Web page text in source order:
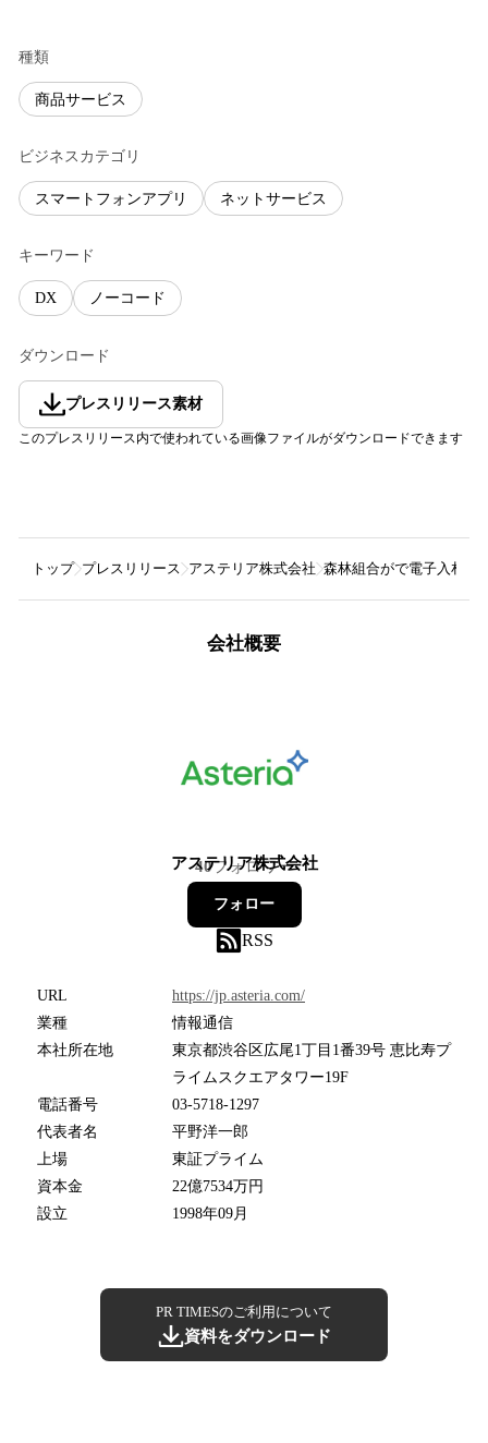
種類
商品サービス
ビジネスカテゴリ
スマートフォンアプリ ネットサービス
キーワード
DX ノーコード
ダウンロード
プレスリリース素材
このプレスリリース内で使われている画像ファイルがダウンロードできます
トップ プレスリリース アステリア株式会社 森林組合がで電子入札ア
会社概要
アステリア株式会社
40フォロワー
フォロー
RSS
URL
https://jp.asteria.com/
業種
情報通信
本社所在地
東京都渋谷区広尾1丁目1番39号 恵比寿プ
ライムスクエアタワー19F
電話番号
03-5718-1297
代表者名
平野洋一郎
上場
東証プライム
資本金
22億7534万円
設立
1998年09月
PR TIMESのご利用について
資料をダウンロード